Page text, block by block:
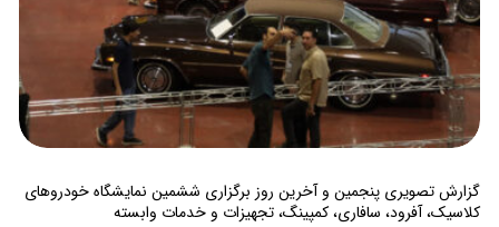
گزارش تصویری پنجمین و آخرین روز برگزاری ششمین نمایشگاه خودروهای
کلاسیک، آفرود، سافاری، کمپینگ، تجهیزات و خدمات وابسته